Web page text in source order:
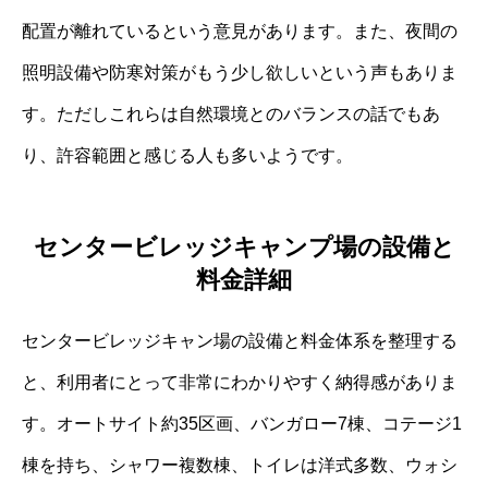
配置が離れているという意見があります。また、夜間の
照明設備や防寒対策がもう少し欲しいという声もありま
す。ただしこれらは自然環境とのバランスの話でもあ
り、許容範囲と感じる人も多いようです。
センタービレッジキャンプ場の設備と
料金詳細
センタービレッジキャン場の設備と料金体系を整理する
と、利用者にとって非常にわかりやすく納得感がありま
す。オートサイト約35区画、バンガロー7棟、コテージ1
棟を持ち、シャワー複数棟、トイレは洋式多数、ウォシ